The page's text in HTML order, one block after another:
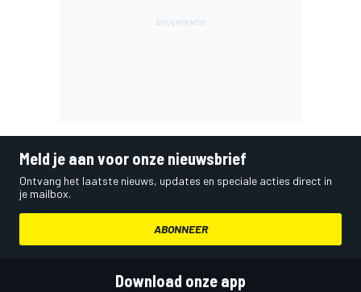
Meld je aan voor onze nieuwsbrief
Ontvang het laatste nieuws, updates en speciale acties direct in
je mailbox.
ABONNEER
Download onze app